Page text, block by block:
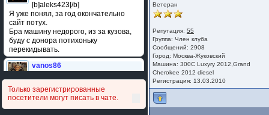
[b]aleks423[/b]
Я уже понял, за год окончательно
сайт потух.
Бра машину недорого, из за кузова,
буду с донора потихоньку
перекидывать.
vanos86
сравнивал подушку акпп бензиновой и
дизельной машины намера
4578063AG и 4578061AG? По фото
Только зарегистрированные
посетители могут писать в чате.
Ветеран
Репутация: 55
Группа: Член клуба
Сообщений: 2908
Город: Москва-Жуковский
Машина: 300C Luxyry 2012,Grand
Cherokee 2012 diesel
Регистрация: 13.03.2010